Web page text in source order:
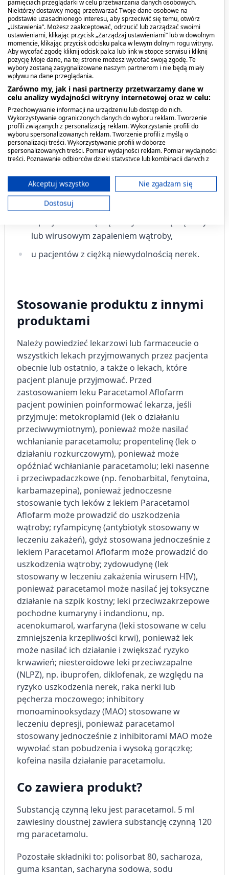
dawek na dobę (nie przekraczać dawki 60 mg
paracetamolu/kg mc./24 godziny).
Nie podawać dzieciom bez porozumienia z
lekarzem dłużej niż 3 dni i 2 dni w przypadku
objawów przeziębienia.
Przeciwwskazania. Kto nie
powinien przyjmować
produktu?
Nie należy stosować leku:
jeśli pacjent ma uczulenie na paracetamol lub
którykolwiek z pozostałych składników tego
leku,
lub wirusowym zapaleniem wątroby,
u pacjentów z ciężką niewydolnością nerek.
Stosowanie produktu z innymi
produktami
Należy powiedzieć lekarzowi lub farmaceucie o
wszystkich lekach przyjmowanych przez pacjenta
obecnie lub ostatnio, a także o lekach, które
pacjent planuje przyjmować. Przed
zastosowaniem leku Paracetamol Aflofarm
pacjent powinien poinformować lekarza, jeśli
przyjmuje: metokroplamid (lek o działaniu
przeciwwymiotnym), ponieważ może nasilać
wchłanianie paracetamolu; propentelinę (lek o
działaniu rozkurczowym), ponieważ może
opóźniać wchłanianie paracetamolu; leki nasenne
i przeciwpadaczkowe (np. fenobarbital, fenytoina,
karbamazepina), ponieważ jednoczesne
stosowanie tych leków z lekiem Paracetamol
Aflofarm może prowadzić do uszkodzenia
wątroby; ryfampicynę (antybiotyk stosowany w
leczeniu zakażeń), gdyż stosowana jednocześnie z
lekiem Paracetamol Aflofarm może prowadzić do
uszkodzenia wątroby; zydowudynę (lek
stosowany w leczeniu zakażenia wirusem HIV),
ponieważ paracetamol może nasilać jej toksyczne
działanie na szpik kostny; leki przeciwzakrzepowe
pochodne kumaryny i indandionu, np.
acenokumarol, warfaryna (leki stosowane w celu
zmniejszenia krzepliwości krwi), ponieważ lek
może nasilać ich działanie i zwiększać ryzyko
krwawień; niesteroidowe leki przeciwzapalne
(NLPZ), np. ibuprofen, diklofenak, ze względu na
ryzyko uszkodzenia nerek, raka nerki lub
pęcherza moczowego; inhibitory
monoaminooksydazy (MAO) stosowane w
leczeniu depresji, ponieważ paracetamol
stosowany jednocześnie z inhibitorami MAO może
wywołać stan pobudzenia i wysoką gorączkę;
kofeina nasila działanie paracetamolu.
Co zawiera produkt?
Substancją czynną leku jest paracetamol. 5 ml
zawiesiny doustnej zawiera substancję czynną 120
mg paracetamolu.
Pozostałe składniki to: polisorbat 80, sacharoza,
guma ksantan, sacharyna sodowa, sodu
pamięciach przeglądarki w celu przetwarzania danych osobowych.
Niektórzy dostawcy mogą przetwarzać Twoje dane osobowe na
podstawie uzasadnionego interesu, aby sprzeciwić się temu, otwórz
„Ustawienia”. Możesz zaakceptować, odrzucić lub zarządzać swoimi
ustawieniami, klikając przycisk „Zarządzaj ustawieniami” lub w dowolnym
momencie, klikając przycisk odcisku palca w lewym dolnym rogu witryny.
Aby wycofać zgodę kliknij odcisk palca lub link w stopce serwisu i kliknij
pozycję Moje dane, na tej stronie możesz wycofać swoją zgodę. Te
wybory zostaną zasygnalizowane naszym partnerom i nie będą miały
wpływu na dane przeglądania.
Zarówno my, jak i nasi partnerzy przetwarzamy dane w
celu analizy wydajności witryny internetowej oraz w celu:
Przechowywanie informacji na urządzeniu lub dostęp do nich.
Wykorzystywanie ograniczonych danych do wyboru reklam. Tworzenie
profili związanych z personalizacją reklam. Wykorzystanie profili do
wyboru spersonalizowanych reklam. Tworzenie profili z myślą o
personalizacji treści. Wykorzystywanie profili w doborze
spersonalizowanych treści. Pomiar wydajności reklam. Pomiar wydajności
treści. Poznawanie odbiorców dzięki statystyce lub kombinacji danych z
ograniczonych danych do wyboru treści.
Dane mogą być udostępniane poza Unię Europejską i wysyłane do USA.
Twoja zgoda i polityka cookie dotyczą wyłącznie tej witryny/aplikacji.
Wyświetl listę partnerów (11 dostawców IAB)
Cele przetwarzania IAB:
Przechowywanie informacji na urządzeniu
lub dostęp do nich
Tworzenie profili w celu
spersonalizowanych reklam
Wykorzystanie profili do wyboru
spersonalizowanych reklam
Tworzenie profili w celu personalizacji treści
Wykorzystywanie profili w celu doboru
spersonalizowanych treści
Pomiar efektywności reklam
Pomiar efektywności treści
Rozumienie odbiorców dzięki statystyce lub
kombinacji danych z różnych źródeł
Rozwój i ulepszanie usług
Wykorzystywanie ograniczonych danych do
wyboru treści
Funkcje specjalne IAB:
Użycie dokładnych danych
geolokalizacyjnych
Identyfikowanie urządzeń na podstawie
aktywnie żądanych informacji
Cele przetwarzania inne niż IAB:
Niezbędne
Wydajność (Performance)
Reklama / śledzenie
Akceptuj wszystko
Nie zgadzam się
Dostosuj